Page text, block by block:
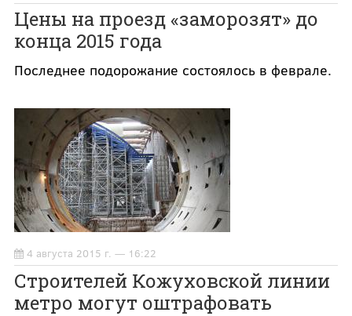
Цены на проезд «заморозят» до
конца 2015 года
Последнее подорожание состоялось в феврале.
4 августа 2015 г. — 16:22
Строителей Кожуховской линии
метро могут оштрафовать